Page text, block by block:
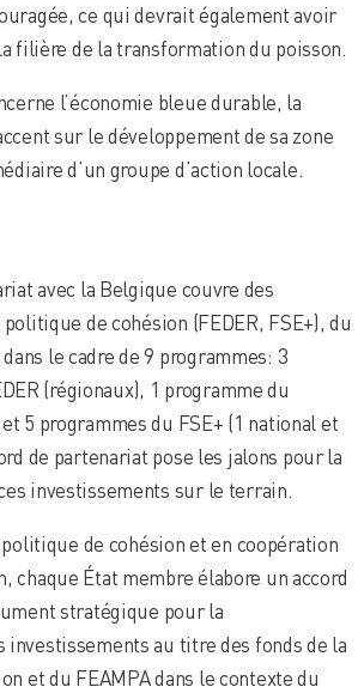
ce qui devrait également avoir
filière de la transformation du poisson.
l’économie bleue durable, la
sur le développement de sa zone
d’un groupe d’action locale.
avec la Belgique couvre des
de cohésion (FEDER, FSE+), du
le cadre de 9 programmes: 3
(régionaux), 1 programme du
5 programmes du FSE+ (1 national et
de partenariat pose les jalons pour la
investissements sur le terrain.
politique de cohésion et en coopération
chaque État membre élabore un accord
stratégique pour la
investissements au titre des fonds de la
et du FEAMPA dans le contexte du